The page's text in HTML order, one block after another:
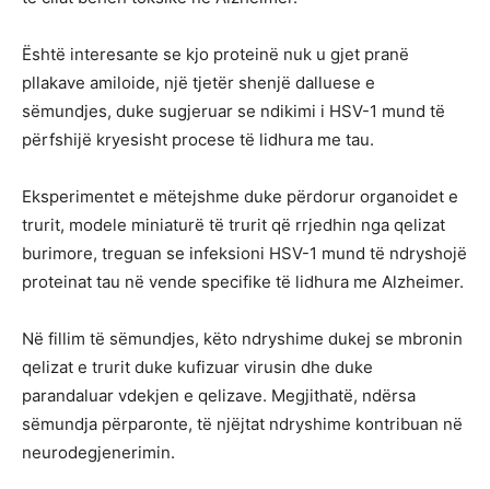
Është interesante se kjo proteinë nuk u gjet pranë
pllakave amiloide, një tjetër shenjë dalluese e
sëmundjes, duke sugjeruar se ndikimi i HSV-1 mund të
përfshijë kryesisht procese të lidhura me tau.
Eksperimentet e mëtejshme duke përdorur organoidet e
trurit, modele miniaturë të trurit që rrjedhin nga qelizat
burimore, treguan se infeksioni HSV-1 mund të ndryshojë
proteinat tau në vende specifike të lidhura me Alzheimer.
Në fillim të sëmundjes, këto ndryshime dukej se mbronin
qelizat e trurit duke kufizuar virusin dhe duke
parandaluar vdekjen e qelizave. Megjithatë, ndërsa
sëmundja përparonte, të njëjtat ndryshime kontribuan në
neurodegjenerimin.